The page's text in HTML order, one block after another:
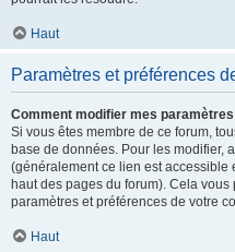
Haut
Paramètres et préférences
Comment modifier mes
Si vous êtes membre de ce forum,
base de données. Pour les modifier,
(généralement ce lien est accessible
haut des pages du forum). Cela
paramètres et préférences de votre
Haut